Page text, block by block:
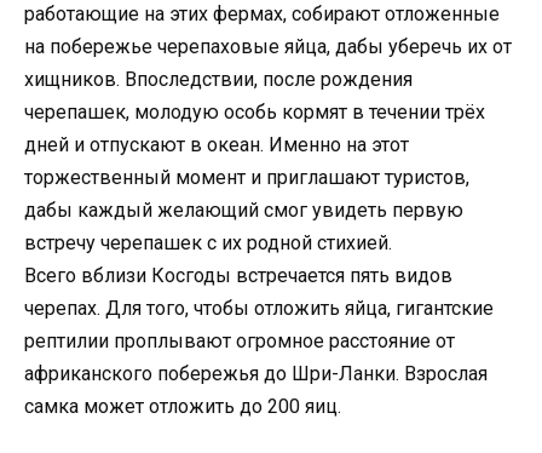
работающие на этих фермах, собирают отложенные
на побережье черепаховые яйца, дабы уберечь их от
хищников. Впоследствии, после рождения
черепашек, молодую особь кормят в течении трёх
дней и отпускают в океан. Именно на этот
торжественный момент и приглашают туристов,
дабы каждый желающий смог увидеть первую
встречу черепашек с их родной стихией.
Всего вблизи Косгоды встречается пять видов
черепах. Для того, чтобы отложить яйца, гигантские
рептилии проплывают огромное расстояние от
африканского побережья до Шри-Ланки. Взрослая
самка может отложить до 200 яиц.